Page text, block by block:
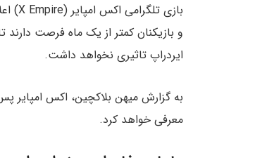
بازی تلگرامی اکس امپایر (X Empire) اعلام کرد فاز استخراج سکه در این بازی در
و بازیکنان کمتر از یک ماه فرصت دارند
ایردراپ تاثیری نخواهد داشت.
به گزارش میهن بلاکچین، اکس امپایر
معرفی خواهد کرد.